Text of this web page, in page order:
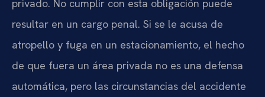
privado. No cumplir con esta obligación puede
resultar en un cargo penal. Si se le acusa de
atropello y fuga en un estacionamiento, el hecho
de que fuera un área privada no es una defensa
automática, pero las circunstancias del accidente